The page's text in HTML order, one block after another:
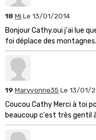
18 Mi Le 13/01/2014
Bonjour Cathy.oui j'ai lue
foi déplace des montagnes.
19 Maryvonne35 Le 13/01/
Coucou Cathy Merci à toi
beaucoup c'est très gentil